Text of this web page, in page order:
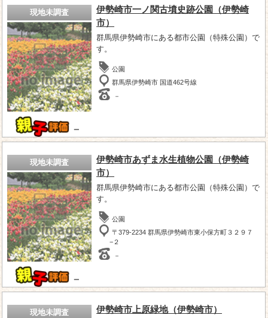
現地未調査
－
伊勢崎市一ノ関古墳史跡公園（伊勢崎
市）
群馬県伊勢崎市にある都市公園（特殊公園）で
す。
公園
群馬県伊勢崎市 国道462号線
－
現地未調査
－
伊勢崎市あずま水生植物公園（伊勢崎
市）
群馬県伊勢崎市にある都市公園（特殊公園）で
す。
公園
〒379-2234 群馬県伊勢崎市東小保方町３２９７
−２
－
現地未調査 伊勢崎市上原緑地（伊勢崎市）